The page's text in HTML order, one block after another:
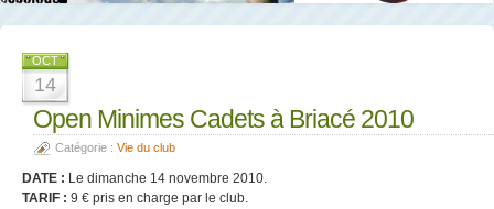
OCT
14
Open Minimes Cadets à Briacé 2010
Catégorie : Vie du club
DATE : Le dimanche 14 novembre 2010.
TARIF : 9 € pris en charge par le club.